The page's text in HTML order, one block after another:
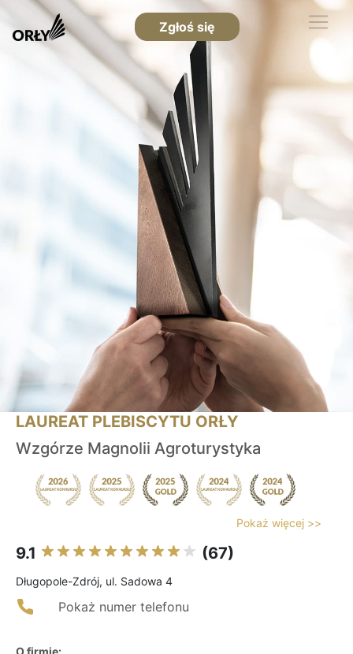
Zgłoś się
LAUREAT PLEBISCYTU ORŁY
Wzgórze Magnolii Agroturystyka
Pokaż więcej >>
9.1 (67)
Długopole-Zdrój, ul. Sadowa 4
Pokaż numer telefonu
O firmie: